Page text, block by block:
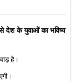
से देश के युवाओं का भविष्य
है।